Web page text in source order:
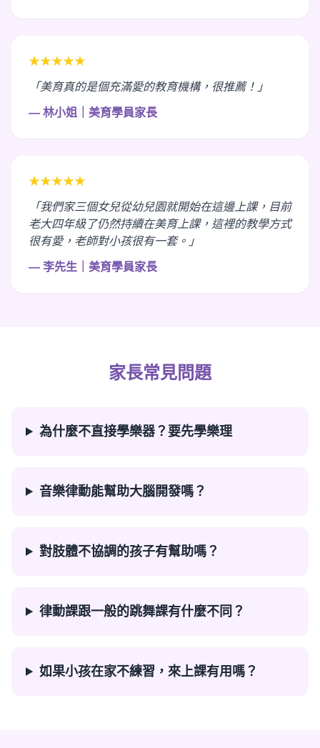
★★★★★
「美育真的是個充滿愛的教育機構，很推薦！」
— 林小姐｜美育學員家長
★★★★★
「我們家三個女兒從幼兒園就開始在這邊上課，目前
老大四年級了仍然持續在美育上課，這裡的教學方式
很有愛，老師對小孩很有一套。」
— 李先生｜美育學員家長
家長常見問題
為什麼不直接學樂器？要先學樂理
音樂律動能幫助大腦開發嗎？
對肢體不協調的孩子有幫助嗎？
律動課跟一般的跳舞課有什麼不同？
如果小孩在家不練習，來上課有用嗎？